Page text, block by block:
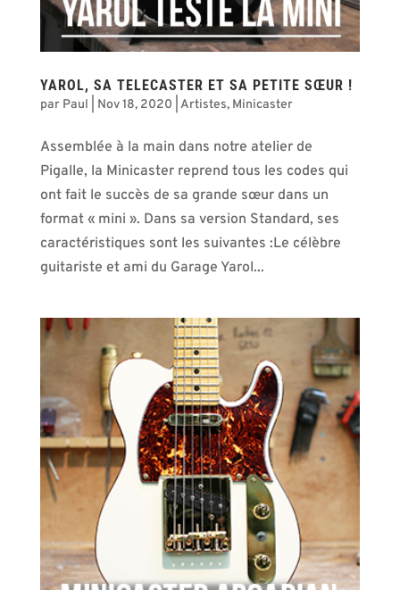
YAROL, SA TELECASTER ET SA PETITE SŒUR !
par Paul Nov 18, 2020 Artistes, Minicaster
Assemblée à la main dans notre atelier de
Pigalle, la Minicaster reprend tous les codes qui
ont fait le succès de sa grande sœur dans un
format « mini ». Dans sa version Standard, ses
caractéristiques sont les suivantes :Le célèbre
guitariste et ami du Garage Yarol...